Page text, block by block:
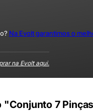
Na Evolt garantimos o
na Evolt aqui.
7